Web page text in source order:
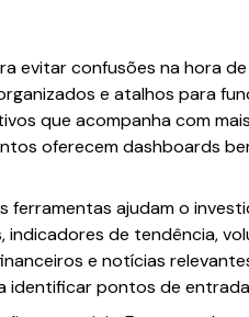
evitar confusões na hora
e atalhos para
que acompanha com
oferecem dashboards
ferramentas ajudam o
de tendência,
e notícias
identificar pontos de